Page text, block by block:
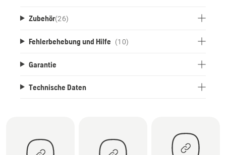
Zubehör(26)
Fehlerbehebung und Hilfe (10)
Garantie
Technische Daten